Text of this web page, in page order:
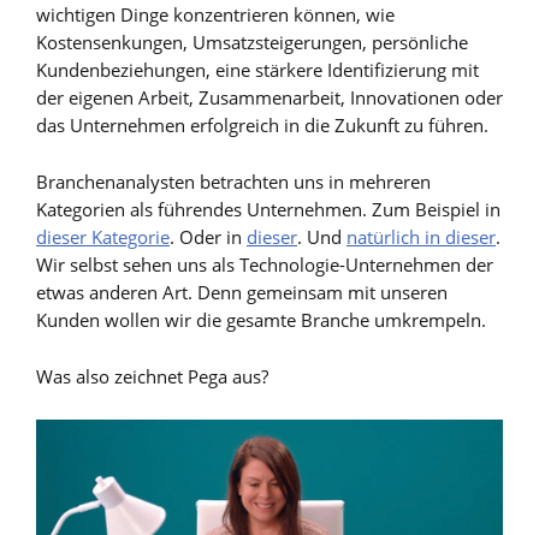
wichtigen Dinge konzentrieren können, wie
Kostensenkungen, Umsatzsteigerungen, persönliche
Kundenbeziehungen, eine stärkere Identifizierung mit
der eigenen Arbeit, Zusammenarbeit, Innovationen oder
das Unternehmen erfolgreich in die Zukunft zu führen.
Branchenanalysten betrachten uns in mehreren
Kategorien als führendes Unternehmen. Zum Beispiel in
dieser Kategorie. Oder in dieser. Und natürlich in dieser.
Wir selbst sehen uns als Technologie-Unternehmen der
etwas anderen Art. Denn gemeinsam mit unseren
Kunden wollen wir die gesamte Branche umkrempeln.
Was also zeichnet Pega aus?